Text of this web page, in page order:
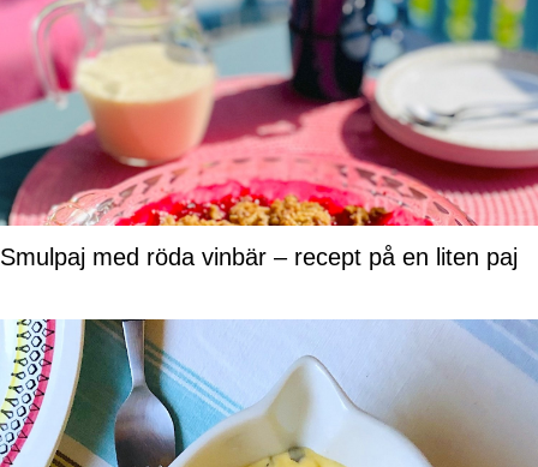
Smulpaj med röda vinbär – recept på en liten paj